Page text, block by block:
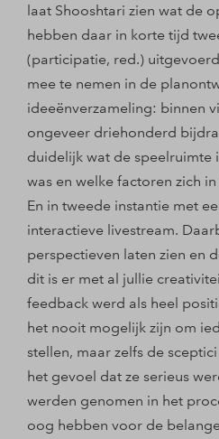
laat Shooshtari zien wat de
hebben daar in korte tijd
(participatie, red.)
mee te nemen in de
ideeënverzameling: binnen
ongeveer driehonderd
duidelijk wat de speelruimte
was en welke factoren zich
En in tweede instantie met
interactieve livestream.
perspectieven laten zien en
dit is er met al jullie
feedback werd als heel
het nooit mogelijk zijn om
stellen, maar zelfs de
het gevoel dat ze serieus
werden genomen in het
oog hebben voor de